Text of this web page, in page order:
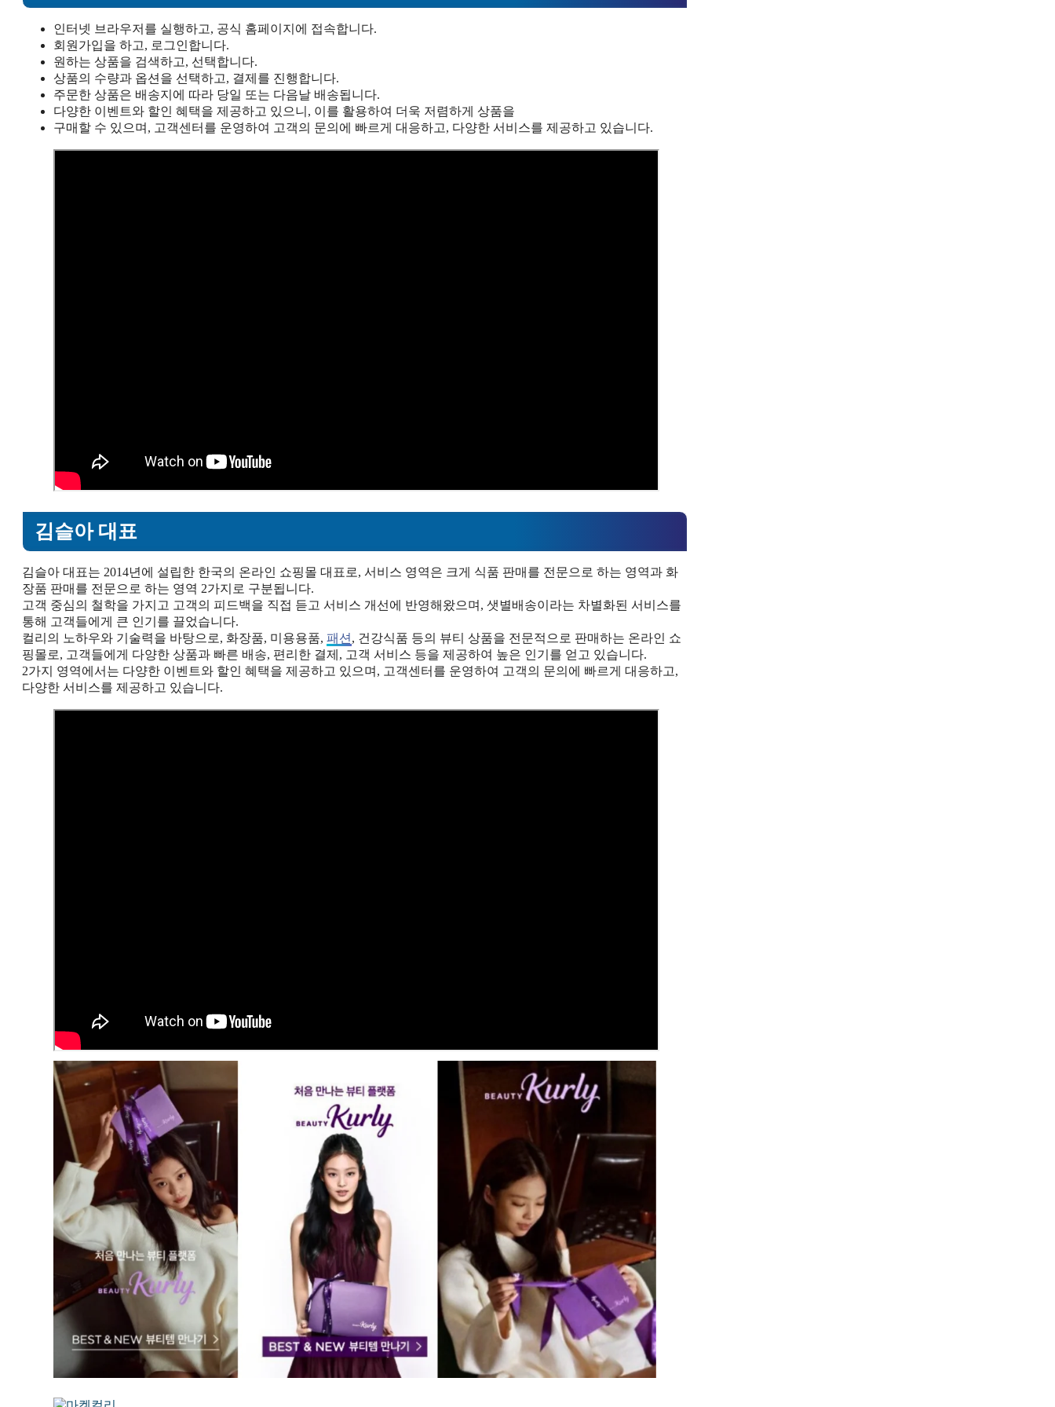
인터넷 브라우저를 실행하고, 공식 홈페이지에 접속합니다.
회원가입을 하고, 로그인합니다.
원하는 상품을 검색하고, 선택합니다.
상품의 수량과 옵션을 선택하고, 결제를 진행합니다.
주문한 상품은 배송지에 따라 당일 또는 다음날 배송됩니다.
다양한 이벤트와 할인 혜택을 제공하고 있으니, 이를 활용하여 더욱 저렴하게 상품을
구매할 수 있으며, 고객센터를 운영하여 고객의 문의에 빠르게 대응하고, 다양한 서비스를 제공하고 있습니다.
김슬아 대표
김슬아 대표는 2014년에 설립한 한국의 온라인 쇼핑몰 대표로, 서비스 영역은 크게 식품 판매를 전문으로 하는 영역과 화
장품 판매를 전문으로 하는 영역 2가지로 구분됩니다.
고객 중심의 철학을 가지고 고객의 피드백을 직접 듣고 서비스 개선에 반영해왔으며, 샛별배송이라는 차별화된 서비스를
통해 고객들에게 큰 인기를 끌었습니다.
컬리의 노하우와 기술력을 바탕으로, 화장품, 미용용품, 패션 , 건강식품 등의 뷰티 상품을 전문적으로 판매하는 온라인 쇼
핑몰로, 고객들에게 다양한 상품과 빠른 배송, 편리한 결제, 고객 서비스 등을 제공하여 높은 인기를 얻고 있습니다.
2가지 영역에서는 다양한 이벤트와 할인 혜택을 제공하고 있으며, 고객센터를 운영하여 고객의 문의에 빠르게 대응하고,
다양한 서비스를 제공하고 있습니다.